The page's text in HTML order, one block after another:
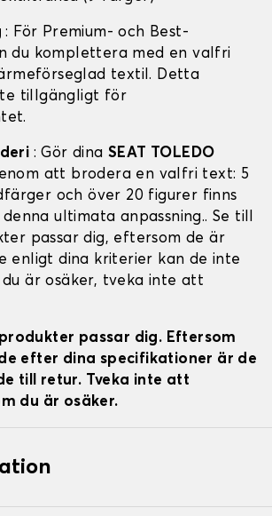
: För Premium- och Best-
du komplettera med en valfri
textil. Detta
tillgängligt för
: Gör dinaSEAT TOLEDO
att brodera en valfri text: 5
och över 20 figurer finns
ultimata anpassning.. Se till
passar dig, eftersom de är
enligt dina kriterier kan de inte
är osäker, tveka inte att
passar dig. Eftersom
efter dina specifikationer är de
till retur. Tveka inte att
du är osäker.